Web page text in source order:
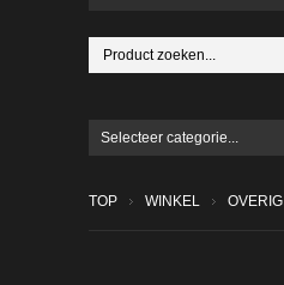
Selecteer categorie...
TOP WINKEL OVERIG